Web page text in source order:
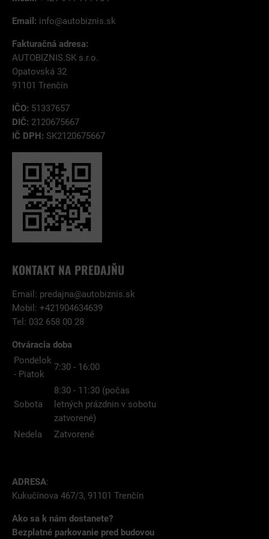
Email: info@autobiznis.sk
Fakturačná adresa:
AUTOBIZNIS.SK s.r.o.
Opatovská 32
91101 Trenčín
IČO: 51337657
DIČ: 2120675667
IČ DPH: SK2120675667
KONTAKT NA PREDAJŇU
Email: predajna@autobiznis.sk
Mobil: +421904634639
Tel: 032 658 00 28
Otváracia doba
Pondelok
- Piatok
7:30 - 16:00
Sobota
8:30 - 11:30 (počas
letných prázdnin v sobotu
zatvorené)
Nedela
Zatvorené
ADRESA:
Kukučínova 467/3, 91101 Trenčín
Ako sa k nám dostanete?
Bezplatné parkovanie pred budovou